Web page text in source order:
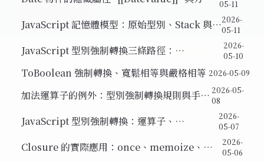
05-11
JavaScript 記憶體模型：原始型別、Stack 與
2026-
05-11
JavaScript 型別強制轉換三條路徑：
2026-
05-10
ToBoolean 強制轉換、寬鬆相等與嚴格相等 2026-05-09
加法運算子的例外：型別強制轉換規則與手動 2026-05-
08
JavaScript 型別強制轉換：運算子、
2026-
05-07
Closure 的實際應用：once、memoize、
2026-
05-06